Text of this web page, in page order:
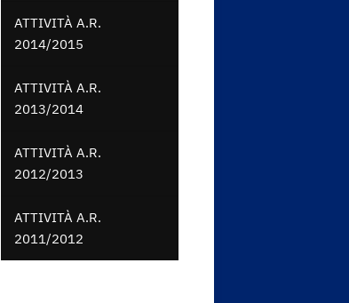
ATTIVITÀ A.R.
2014/2015
ATTIVITÀ A.R.
2013/2014
ATTIVITÀ A.R.
2012/2013
ATTIVITÀ A.R.
2011/2012